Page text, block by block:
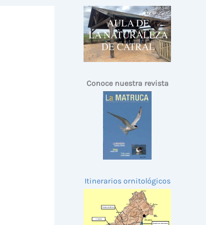
Conoce nuestra revista
Itinerarios ornitológicos